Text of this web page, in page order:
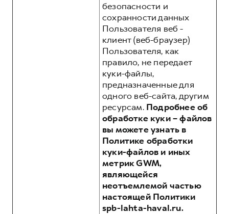
безопасности и
сохранности данных
Пользователя веб -
клиент (веб-браузер)
Пользователя, как
правило, не передает
куки-файлы,
предназначенные для
одного веб-сайта, другим
ресурсам. Подробнее об
обработке куки – файлов
вы можете узнать в
Политике обработки
куки-файлов и иных
метрик GWM,
являющейся
неотъемлемой частью
настоящей Политики
spb-lahta-haval.ru.